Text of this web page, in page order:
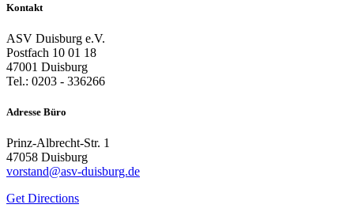
Kontakt
ASV Duisburg e.V.
Postfach 10 01 18
47001 Duisburg
Tel.: 0203 - 336266
Adresse Büro
Prinz-Albrecht-Str. 1
47058 Duisburg
vorstand@asv-duisburg.de
Get Directions